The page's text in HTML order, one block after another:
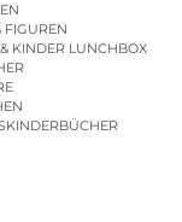
FIGUREN
KINDER LUNCHBOX